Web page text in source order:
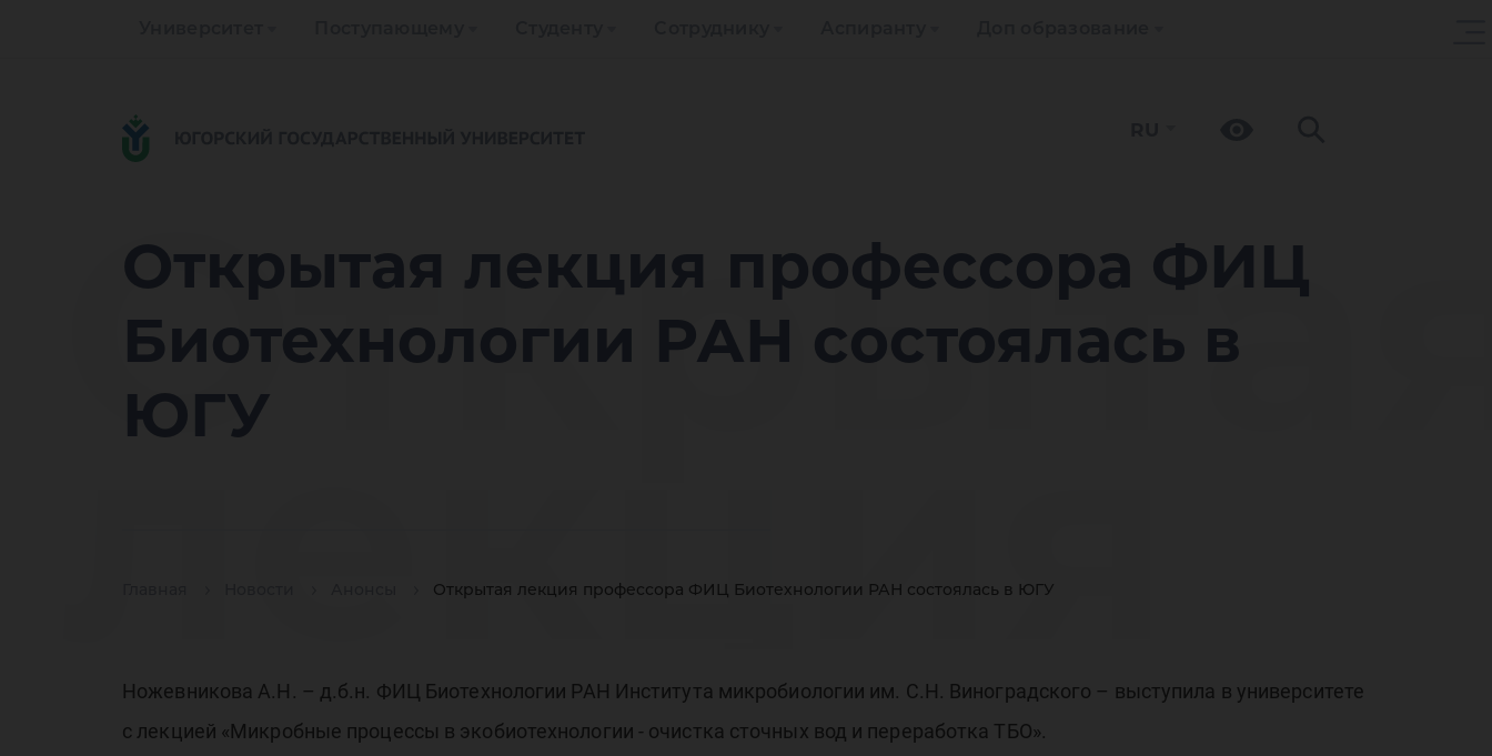
Открытая лекция профессора ФИЦ
Биотехнологии РАН состоялась в
ЮГУ
Открытая лекция профессора ФИЦ Биотехнологии РАН состоялась в ЮГУ
лекция
Ножевникова А.Н. – д.б.н. ФИЦ Биотехнологии РАН Института микробиологии им. С.Н. Виноградского – выступила в университете
с лекцией «Микробные процессы в экобиотехнологии - очистка сточных вод и переработка ТБО».